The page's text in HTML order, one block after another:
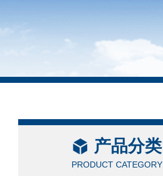
产品分类
PRODUCT CATEGORY